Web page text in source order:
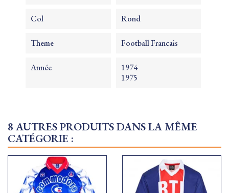
Col Rond
Theme Football Francais
Année
1974
1975
8 AUTRES PRODUITS DANS LA MÊME
CATÉGORIE :